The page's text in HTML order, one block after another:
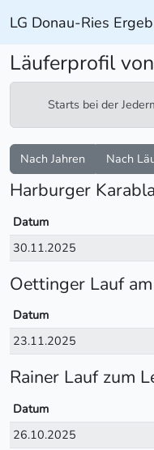
LG Donau-Ries
Läuferprofil von
Starts bei der
Nach Jahren Nach
Harburger
Datum
30.11.2025
Oettinger Lauf
Datum
23.11.2025
Rainer Lauf zum
Datum
26.10.2025